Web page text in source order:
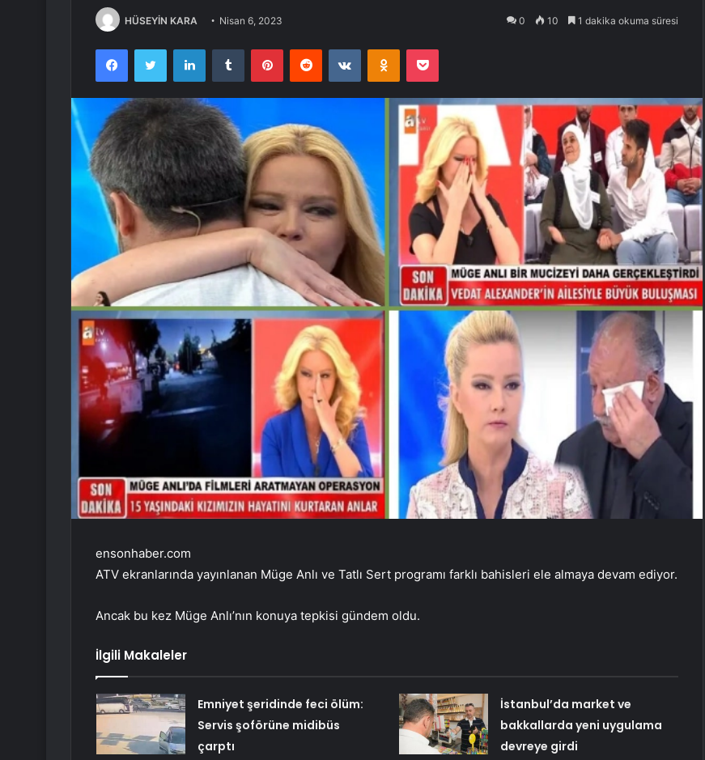
HÜSEYİN KARA Nisan 6, 2023 0 10 1 dakika okuma süresi
FacebookTwitter LinkedInTumblr PinterestReddit VKontakteOdnoklassniki
Pocket
ensonhaber.com
ATV ekranlarında yayınlanan Müge Anlı ve Tatlı Sert programı farklı bahisleri ele almaya devam ediyor.
Ancak bu kez Müge Anlı’nın konuya tepkisi gündem oldu.
İlgili Makaleler
Emniyet şeridinde feci ölüm:
Servis şoförüne midibüs
çarptı
İstanbul’da market ve
bakkallarda yeni uygulama
devreye girdi